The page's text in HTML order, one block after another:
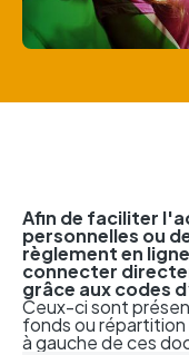
Afin de faciliter
personnelles ou
règlement en
connecter
grâce aux codes
Ceux-ci sont
fonds ou
à gauche de ces